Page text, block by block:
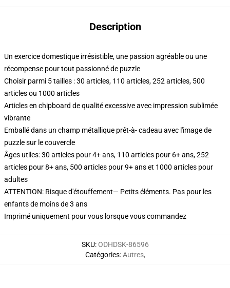
Description
Un exercice domestique irrésistible, une passion agréable ou une
récompense pour tout passionné de puzzle
Choisir parmi 5 tailles : 30 articles, 110 articles, 252 articles, 500
articles ou 1000 articles
Articles en chipboard de qualité excessive avec impression sublimée
vibrante
Emballé dans un champ métallique prêt-à- cadeau avec l'image de
puzzle sur le couvercle
Âges utiles: 30 articles pour 4+ ans, 110 articles pour 6+ ans, 252
articles pour 8+ ans, 500 articles pour 9+ ans et 1000 articles pour
adultes
ATTENTION: Risque d'étouffement— Petits éléments. Pas pour les
enfants de moins de 3 ans
Imprimé uniquement pour vous lorsque vous commandez
SKU:ODHDSK-86596
Catégories:Autres,